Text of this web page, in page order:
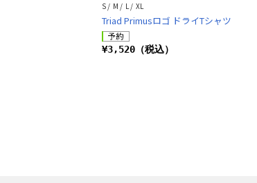
S / M / L / XL
Triad Primusロゴ ドライTシャツ
¥3,520（税込）